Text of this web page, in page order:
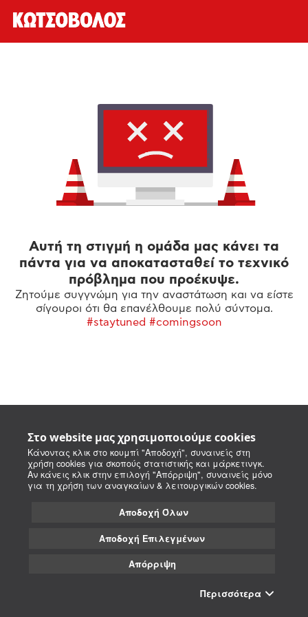
Στο website μας χρησιμοποιούμε cookies
Κάνοντας κλικ στο κουμπί "Αποδοχή", συναινείς στη
χρήση cookies για σκοπούς στατιστικής και μάρκετινγκ.
Αν κάνεις κλικ στην επιλογή "Απόρριψη", συναινείς μόνο
για τη χρήση των αναγκαίων & λειτουργικών cookies.
Αποδοχή Όλων
Αποδοχή Επιλεγμένων
Απόρριψη
Περισσότερα
Αυτή τη στιγμή η ομάδα μας κάνει τα
πάντα για να αποκατασταθεί το τεχνικό
πρόβλημα που προέκυψε.
Ζητούμε συγγνώμη για την αναστάτωση και να είστε
σίγουροι ότι θα επανέλθουμε πολύ σύντομα.
#staytuned #comingsoon